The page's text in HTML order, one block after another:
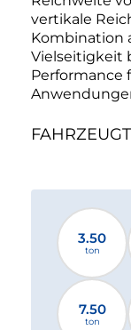
vertikale
Kombination
Vielseitigkeit
Performance
3.50
ton
7.50
ton